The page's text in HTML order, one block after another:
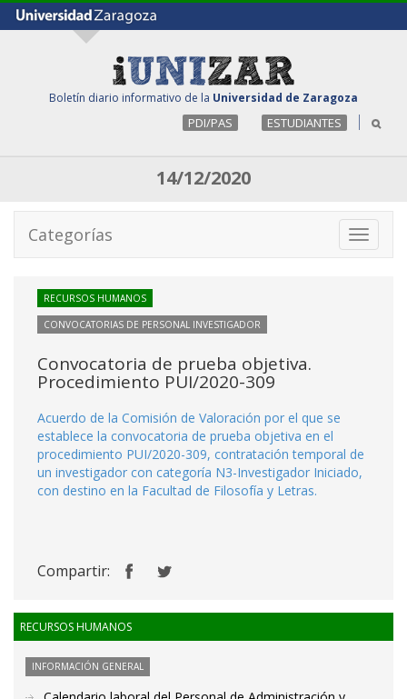
Boletín diario informativo de la Universidad de Zaragoza
PDI/PAS ESTUDIANTES
14/12/2020
Toggle
Categorías
RECURSOS HUMANOS
CONVOCATORIAS DE PERSONAL INVESTIGADOR
Convocatoria de prueba objetiva.
Procedimiento PUI/2020-309
Acuerdo de la Comisión de Valoración por el que se
establece la convocatoria de prueba objetiva en el
procedimiento PUI/2020-309, contratación temporal de
un investigador con categoría N3-Investigador Iniciado,
con destino en la Facultad de Filosofía y Letras.
Compartir:
RECURSOS HUMANOS
INFORMACIÓN GENERAL